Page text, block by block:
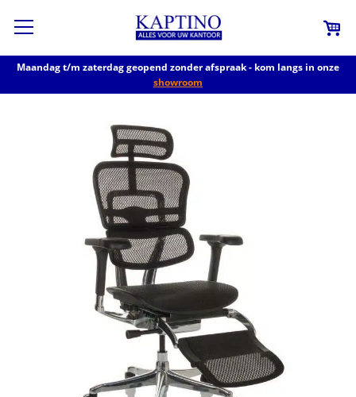
Maandag t/m zaterdag geopend zonder afspraak - kom langs in onze
showroom